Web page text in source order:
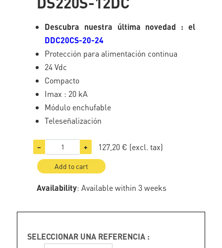
Descubra nuestra última novedad : el
DDC20CS-20-24
Protección para alimentación continua
24 Vdc
Compacto
Imax : 20 kA
Módulo enchufable
Teleseñalización
− + 127,20 € (excl. tax)
Add to cart
Availability: Available within 3 weeks
SELECCIONAR UNA REFERENCIA :